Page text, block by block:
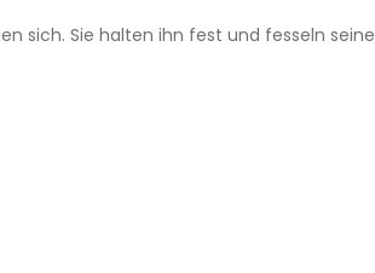
sich. Sie halten ihn fest und fesseln seine